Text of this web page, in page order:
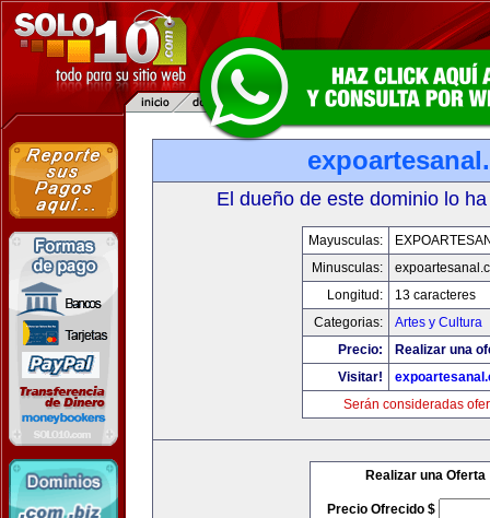
El dueño de este dominio lo
Mayusculas:
Minusculas:
Longitud:
13 caracteres
Categorias:
Artes y Cultura
Precio:
Realizar una
Visitar!
Serán consideradas
Realizar una Oferta
Precio Ofrecido $